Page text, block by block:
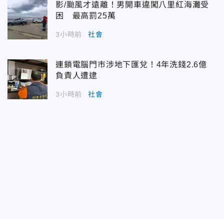
影/颱風才遠離！男開車違闖八里紅海灘受
困 最高罰25萬
3小時前 社會
連鎖電腦門市涉地下匯兌！4年洗錢2.6億
負責人遭逮
3小時前 社會